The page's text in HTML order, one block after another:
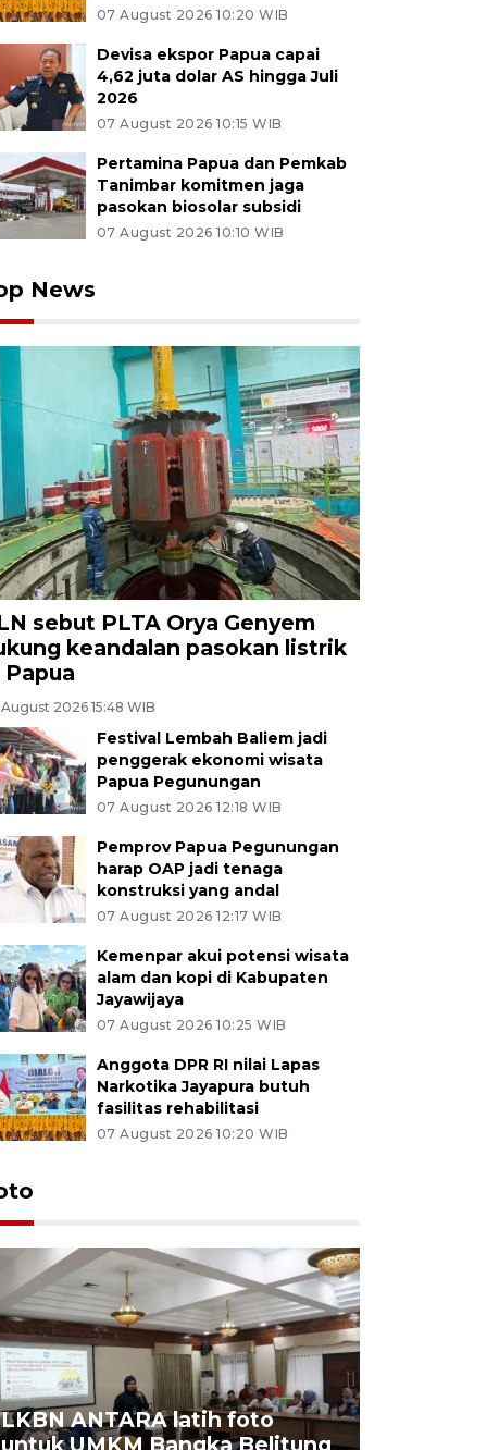
07 August 2026 10:20 WIB
Devisa ekspor Papua capai
4,62 juta dolar AS hingga Juli
2026
07 August 2026 10:15 WIB
Pertamina Papua dan Pemkab
Tanimbar komitmen jaga
pasokan biosolar subsidi
07 August 2026 10:10 WIB
News
sebut PLTA Orya Genyem
keandalan pasokan listrik
Papua
2026 15:48 WIB
Festival Lembah Baliem jadi
penggerak ekonomi wisata
Papua Pegunungan
07 August 2026 12:18 WIB
Pemprov Papua Pegunungan
harap OAP jadi tenaga
konstruksi yang andal
07 August 2026 12:17 WIB
Kemenpar akui potensi wisata
alam dan kopi di Kabupaten
Jayawijaya
07 August 2026 10:25 WIB
Anggota DPR RI nilai Lapas
Narkotika Jayapura butuh
fasilitas rehabilitasi
07 August 2026 10:20 WIB
LKBN ANTARA latih foto